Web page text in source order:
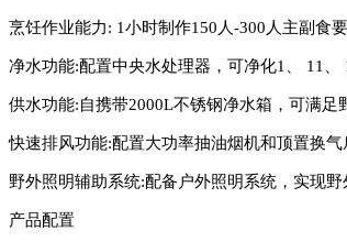
烹饪作业能力: 1小时制作150人-300人主副食
净水功能:配置中央水处理器，可净化1、 11、
供水功能:自携带2000L不锈钢净水箱，可满足
快速排风功能:配置大功率抽油烟机和顶置换
野外照明辅助系统:配备户外照明系统，实现野
产品配置